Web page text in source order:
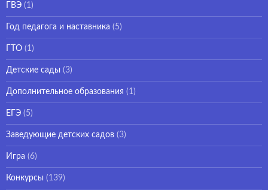
ГВЭ (1)
Год педагога и наставника (5)
ГТО (1)
Детские сады (3)
Дополнительное образования (1)
ЕГЭ (5)
Заведующие детских садов (3)
Игра (6)
Конкурсы (139)